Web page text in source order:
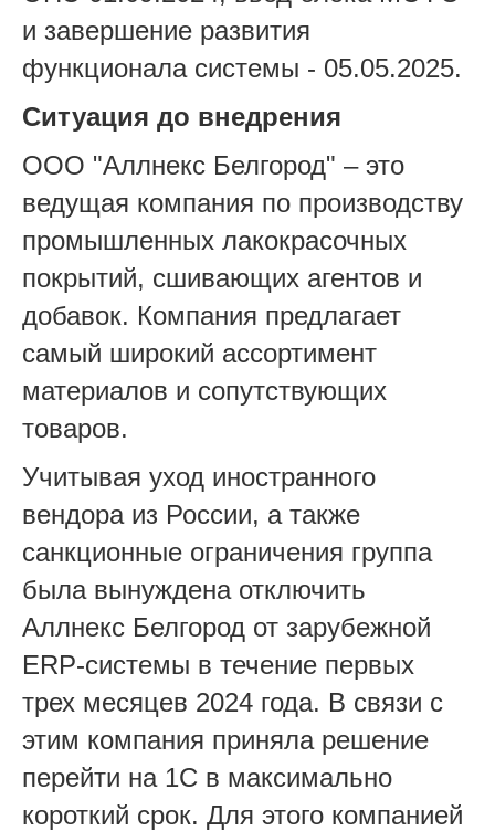
и завершение развития
функционала системы - 05.05.2025.
Ситуация до внедрения
ООО "Аллнекс Белгород" – это
ведущая компания по производству
промышленных лакокрасочных
покрытий, сшивающих агентов и
добавок. Компания предлагает
самый широкий ассортимент
материалов и сопутствующих
товаров.
Учитывая уход иностранного
вендора из России, а также
санкционные ограничения группа
была вынуждена отключить
Аллнекс Белгород от зарубежной
ERP-системы в течение первых
трех месяцев 2024 года. В связи с
этим компания приняла решение
перейти на 1С в максимально
короткий срок. Для этого компанией